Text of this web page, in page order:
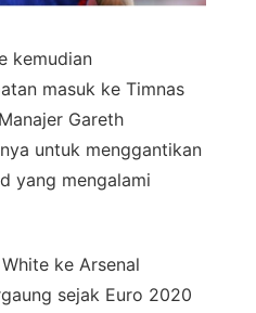
kemudian
masuk ke Timnas
Gareth
untuk menggantikan
yang mengalami
ke Arsenal
sejak Euro 2020